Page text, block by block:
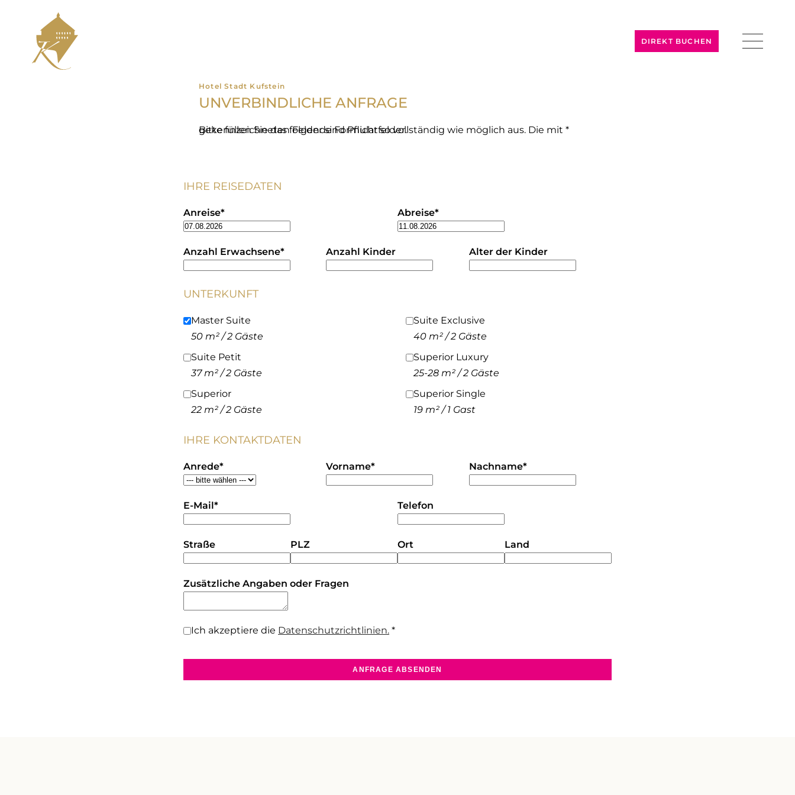
DIREKT BUCHEN
Hotel Stadt Kufstein
UNVERBINDLICHE ANFRAGE
Bitte füllen Sie das folgende Formular so vollständig wie möglich aus. Die mit * gekennzeichneten Felder sind Pflichtfelder.
IHRE REISEDATEN
Anreise* Abreise*
Anzahl Erwachsene* Anzahl Kinder Alter der Kinder
UNTERKUNFT
Master Suite
50 m² / 2 Gäste
Suite Exclusive
40 m² / 2 Gäste
Suite Petit
37 m² / 2 Gäste
Superior Luxury
25-28 m² / 2 Gäste
Superior
22 m² / 2 Gäste
Superior Single
19 m² / 1 Gast
IHRE KONTAKTDATEN
Anrede* Vorname* Nachname*
E-Mail* Telefon
Straße PLZ Ort Land
Zusätzliche Angaben oder Fragen
Ich akzeptiere die Datenschutzrichtlinien. *
ANFRAGE ABSENDEN